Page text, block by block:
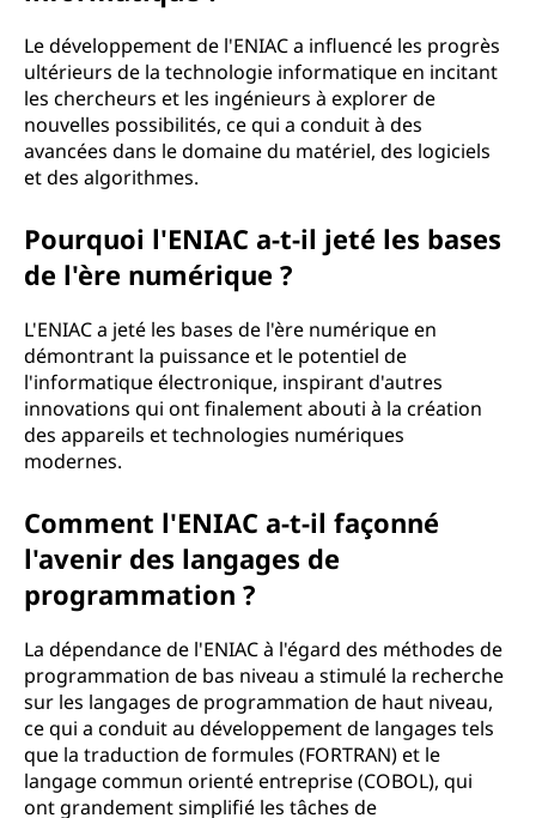
Le développement de l'ENIAC a influencé les progrès
ultérieurs de la technologie informatique en incitant
les chercheurs et les ingénieurs à explorer de
nouvelles possibilités, ce qui a conduit à des
avancées dans le domaine du matériel, des logiciels
et des algorithmes.
Pourquoi l'ENIAC a-t-il jeté les bases
de l'ère numérique ?
L'ENIAC a jeté les bases de l'ère numérique en
démontrant la puissance et le potentiel de
l'informatique électronique, inspirant d'autres
innovations qui ont finalement abouti à la création
des appareils et technologies numériques
modernes.
Comment l'ENIAC a-t-il façonné
l'avenir des langages de
programmation ?
La dépendance de l'ENIAC à l'égard des méthodes de
programmation de bas niveau a stimulé la recherche
sur les langages de programmation de haut niveau,
ce qui a conduit au développement de langages tels
que la traduction de formules (FORTRAN) et le
langage commun orienté entreprise (COBOL), qui
ont grandement simplifié les tâches de